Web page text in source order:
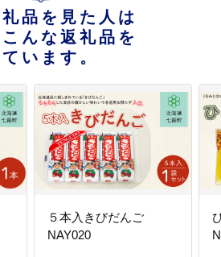
品を見た人は
んな返礼品を
ています。
５本入きびだんご
NAY020